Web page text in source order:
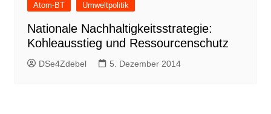
Atom-BT Umweltpolitik
Nationale Nachhaltigkeitsstrategie:
Kohleausstieg und Ressourcenschutz
DSe4Zdebel 5. Dezember 2014